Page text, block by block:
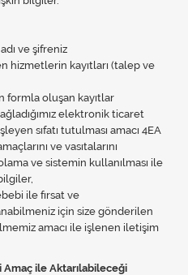
ve şifreniz
hizmetlerin kayıtları (talep ve
formla oluşan kayıtlar
elektronik ticaret
sıfatı tutulması amacı 4EA
ve vasıtalarını
ve sistemin kullanılması ile
ile fırsat ve
için size gönderilen
amacı ile işlenen iletişim
ile Aktarılabileceği